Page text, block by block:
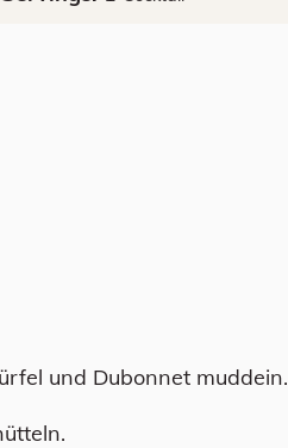
und Dubonnet muddein.